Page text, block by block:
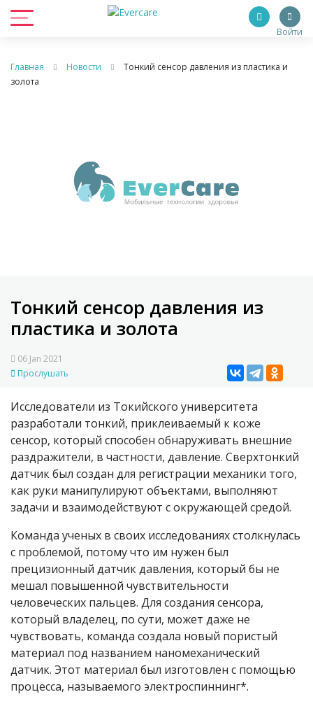
Войти
Главная Новости
Тонкий сенсор давления из пластика и
золота
Тонкий сенсор давления из
пластика и золота
06 Jan 2021
Прослушать
Исследователи из Токийского университета
разработали тонкий, приклеиваемый к коже
сенсор, который способен обнаруживать внешние
раздражители, в частности, давление. Сверхтонкий
датчик был создан для регистрации механики того,
как руки манипулируют объектами, выполняют
задачи и взаимодействуют с окружающей средой.
Команда ученых в своих исследованиях столкнулась
с проблемой, потому что им нужен был
прецизионный датчик давления, который бы не
мешал повышенной чувствительности
человеческих пальцев. Для создания сенсора,
который владелец, по сути, может даже не
чувствовать, команда создала новый пористый
материал под названием наномеханический
датчик. Этот материал был изготовлен с помощью
процесса, называемого электроспиннинг*.